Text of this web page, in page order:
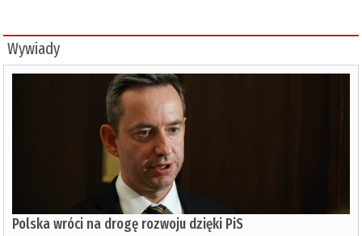
Wywiady
Polska wróci na drogę rozwoju dzięki PiS